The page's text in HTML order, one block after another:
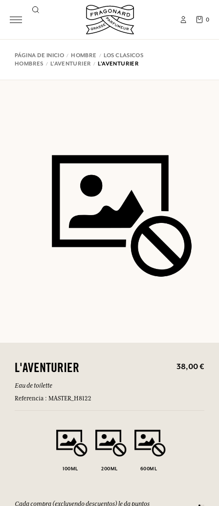
0
PÁGINA DE INICIO HOMBRE
LOS CLASICOS
HOMBRES
L'AVENTURIER L'AVENTURIER
L'AVENTURIER 38,00 €
Eau de toilette
Referencia : MASTER_H8122
100ML 200ML 600ML
Cada compra (excluyendo descuentos) le da puntos